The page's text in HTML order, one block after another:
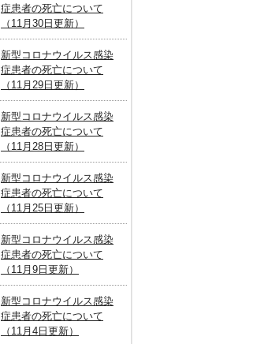
症患者の死亡について
（11月30日更新）
新型コロナウイルス感染
症患者の死亡について
（11月29日更新）
新型コロナウイルス感染
症患者の死亡について
（11月28日更新）
新型コロナウイルス感染
症患者の死亡について
（11月25日更新）
新型コロナウイルス感染
症患者の死亡について
（11月9日更新）
新型コロナウイルス感染
症患者の死亡について
（11月4日更新）